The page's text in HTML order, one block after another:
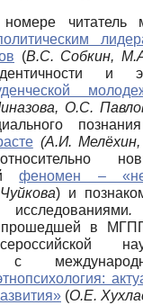
читатель
(В.С. Собкин,
и
О.С.
(А.И.
феномен –
) и
.
в
с
(О.Е.